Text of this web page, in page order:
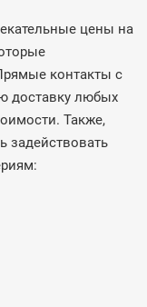
цены на
контакты с
доставку любых
Также,
задействовать